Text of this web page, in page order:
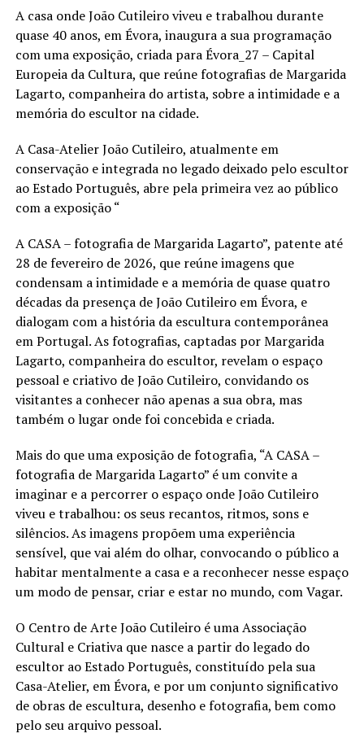
A casa onde João Cutileiro viveu e trabalhou durante
quase 40 anos, em Évora, inaugura a sua programação
com uma exposição, criada para Évora_27 – Capital
Europeia da Cultura, que reúne fotografias de Margarida
Lagarto, companheira do artista, sobre a intimidade e a
memória do escultor na cidade.
A Casa-Atelier João Cutileiro, atualmente em
conservação e integrada no legado deixado pelo escultor
ao Estado Português, abre pela primeira vez ao público
com a exposição “
A CASA – fotografia de Margarida Lagarto”, patente até
28 de fevereiro de 2026, que reúne imagens que
condensam a intimidade e a memória de quase quatro
décadas da presença de João Cutileiro em Évora, e
dialogam com a história da escultura contemporânea
em Portugal. As fotografias, captadas por Margarida
Lagarto, companheira do escultor, revelam o espaço
pessoal e criativo de João Cutileiro, convidando os
visitantes a conhecer não apenas a sua obra, mas
também o lugar onde foi concebida e criada.
Mais do que uma exposição de fotografia, “A CASA –
fotografia de Margarida Lagarto” é um convite a
imaginar e a percorrer o espaço onde João Cutileiro
viveu e trabalhou: os seus recantos, ritmos, sons e
silêncios. As imagens propõem uma experiência
sensível, que vai além do olhar, convocando o público a
habitar mentalmente a casa e a reconhecer nesse espaço
um modo de pensar, criar e estar no mundo, com Vagar.
O Centro de Arte João Cutileiro é uma Associação
Cultural e Criativa que nasce a partir do legado do
escultor ao Estado Português, constituído pela sua
Casa-Atelier, em Évora, e por um conjunto significativo
de obras de escultura, desenho e fotografia, bem como
pelo seu arquivo pessoal.